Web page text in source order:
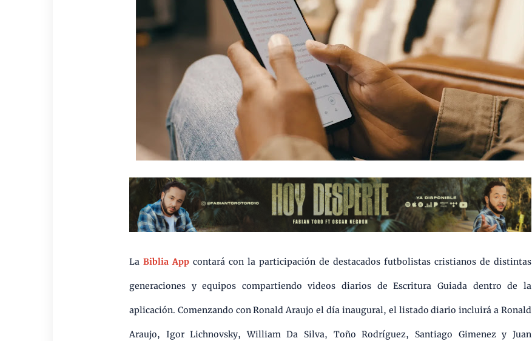
La Biblia Appcontará con la participación de destacados futbolistas cristianos de distintas
generaciones y equipos compartiendo videos diarios de Escritura Guiada dentro de la
aplicación. Comenzando con Ronald Araujo el día inaugural, el listado diario incluirá a Ronald
Araujo, Igor Lichnovsky, William Da Silva, Toño Rodríguez, Santiago Gimenez y Juan